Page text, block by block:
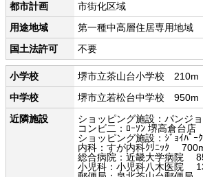
都市計画
市街化区域
用途地域
第一種中高層住居専用地域
国土法許可
不要
小学校
堺市立茶山台小学校 210m
中学校
堺市立若松台中学校 950m
近隣施設
ショッピング施設：パンジ
コンビ二：ﾛｰｿﾝ 堺高倉台
ショッピング施設：ｼﾞｮｲﾊ
内科：すが内科ｸﾘﾆｯｸ
総合病院：近畿大学病院
小児科：小児科八木医院